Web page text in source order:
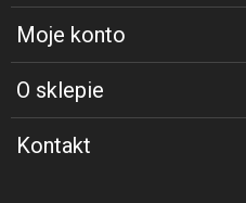
Moje konto
O sklepie
Kontakt